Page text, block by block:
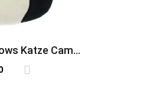
Katze Cam
Etui